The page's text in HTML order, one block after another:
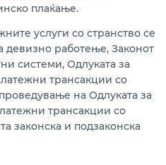
за платежни услуги и
плаќање.
услуги со странство се
девизно работење, Законот
системи, Одлуката за
трансакции со
на Одлуката за
трансакции со
законска и подзаконска